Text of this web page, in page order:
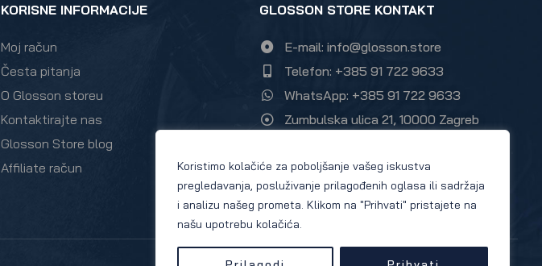
Koristimo kolačiće za poboljšanje vašeg iskustva
pregledavanja, posluživanje prilagođenih oglasa ili sadržaja
i analizu našeg prometa. Klikom na "Prihvati" pristajete na
našu upotrebu kolačića.
KORISNE INFORMACIJE
Moj račun
Česta pitanja
O Glosson storeu
Kontaktirajte nas
Glosson Store blog
Affiliate račun
GLOSSON STORE KONTAKT
E-mail: info@glosson.store
Telefon: +385 91 722 9633
WhatsApp: +385 91 722 9633
Zumbulska ulica 21, 10000 Zagreb
Facebook Glosson store